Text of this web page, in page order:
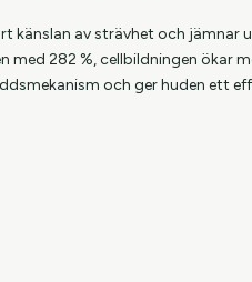
känslan av strävhet och jämnar
282 %, cellbildningen ökar
och ger huden ett